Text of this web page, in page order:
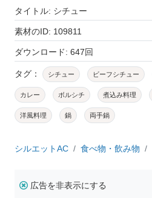
タイトル: シチュー
素材のID: 109811
ダウンロード: 647回
タグ： シチュー ビーフシチュー
カレー ボルシチ 煮込み料理
洋風料理 鍋 両手鍋
シルエットAC 食べ物・飲み物
広告を非表示にする